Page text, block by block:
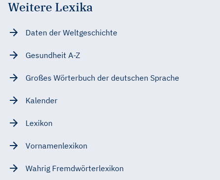
Weitere Lexika
Daten der Weltgeschichte
Gesundheit A-Z
Großes Wörterbuch der deutschen Sprache
Kalender
Lexikon
Vornamenlexikon
Wahrig Fremdwörterlexikon